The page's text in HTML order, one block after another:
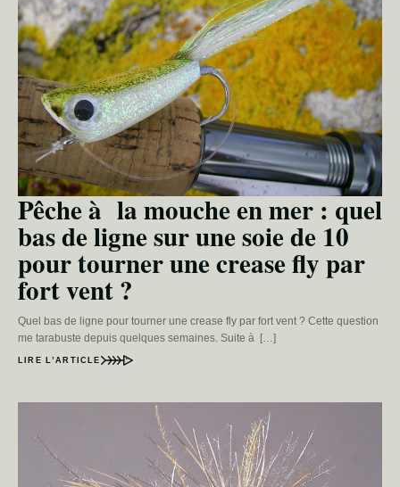
Pêche à la mouche en mer : quel
bas de ligne sur une soie de 10
pour tourner une crease fly par
fort vent ?
Quel bas de ligne pour tourner une crease fly par fort vent ? Cette question
me tarabuste depuis quelques semaines. Suite à […]
LIRE L’ARTICLE